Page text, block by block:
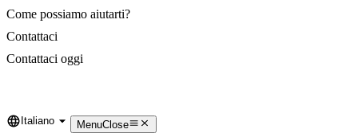
Come possiamo aiutarti?
Contattaci
Contattaci oggi
Language
Italiano MenuClose